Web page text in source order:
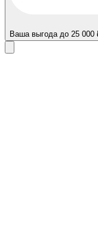
Ваша выгода до 25 000